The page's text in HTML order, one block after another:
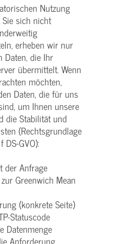
Nutzung
sich nicht
erheben wir nur
Daten, die Ihr
übermittelt. Wenn
möchten,
Daten, die für uns
um Ihnen unsere
die Stabilität und
(Rechtsgrundlage
GVO):
Anfrage
Greenwich Mean
(konkrete Seite)
Statuscode